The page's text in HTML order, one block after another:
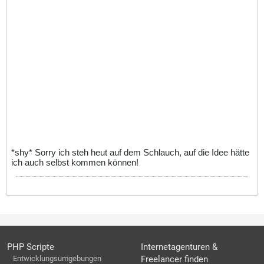
*shy* Sorry ich steh heut auf dem Schlauch, auf die Idee hätte
ich auch selbst kommen können!
PHP Scripte
Entwicklungsumgebungen
Internetagenturen &
Freelancer finden